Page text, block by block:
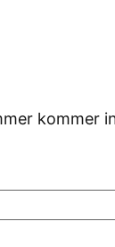
kommer